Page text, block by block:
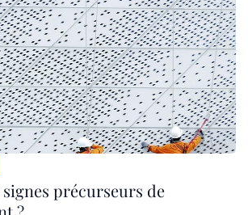
précurseurs de